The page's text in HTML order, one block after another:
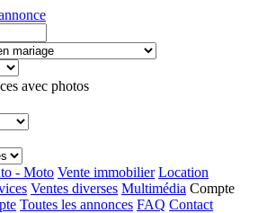
avec photos
- Moto Vente immobilier Location
Ventes diverses Multimédia Compte
Toutes les annonces FAQ Contact